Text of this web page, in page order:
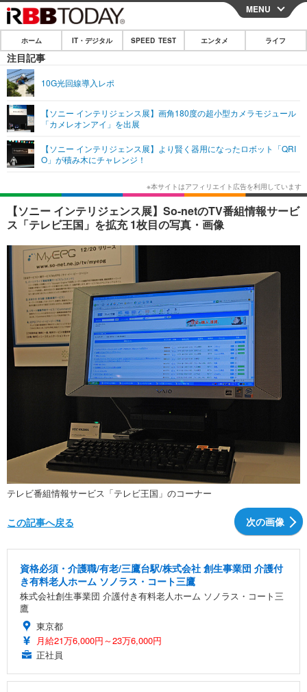
CLOSE
ホーム
IT・デジタル
ネタ
ショッピング その他
SPEED TEST
エンタメ
エンタメTOP
韓国・芸能
音楽 スポーツ
ショッピング
ライフ
ライフTOP グルメ
ペット ショッピング
その他
リリース一覧
プッシュ通知の停止方法
MENU
ホーム IT・デジタル SPEED TEST エンタメ ライフ
注目記事
10G光回線導入レポ
【ソニー インテリジェンス展】画角180度の超小型カメラモジュール
「カメレオンアイ」を出展
【ソニー インテリジェンス展】より賢く器用になったロボット「QRI
O」が積み木にチャレンジ！
【ソニー インテリジェンス展】So-netのTV番組情報サービ
ス「テレビ王国」を拡充 1枚目の写真・画像
テレビ番組情報サービス「テレビ王国」のコーナー
次の画像
この記事へ戻る
資格必須・介護職/有老/三鷹台駅/株式会社 創生事業団 介護付
き有料老人ホーム ソノラス・コート三鷹
株式会社創生事業団 介護付き有料老人ホーム ソノラス・コート三
鷹
東京都
月給21万6,000円～23万6,000円
正社員